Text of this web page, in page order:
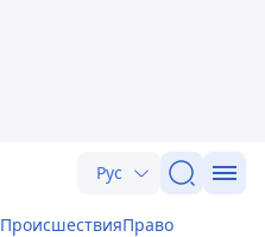
Рус
ПроисшествияПраво